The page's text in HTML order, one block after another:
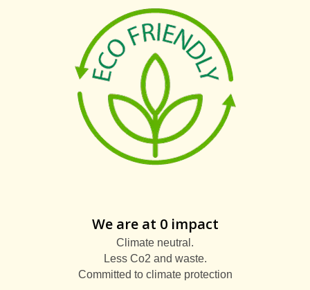
We are at 0 impact
Climate neutral.
Less Co2 and waste.
Committed to climate protection